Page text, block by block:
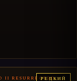
РЕДКИЙ
II RESURRECTED